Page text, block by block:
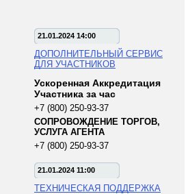
21.01.2024 14:00
ДОПОЛНИТЕЛЬНЫЙ СЕРВИС
ДЛЯ УЧАСТНИКОВ
Ускоренная Аккредитация
Участника за час
+7 (800) 250-93-37
СОПРОВОЖДЕНИЕ ТОРГОВ,
УСЛУГА АГЕНТА
+7 (800) 250-93-37
21.01.2024 11:00
ТЕХНИЧЕСКАЯ ПОДДЕРЖКА